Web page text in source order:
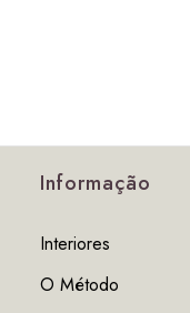
Informação
Interiores
O Método